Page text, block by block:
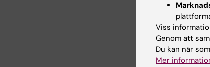
Viss
Genom att
Du kan när
Mer